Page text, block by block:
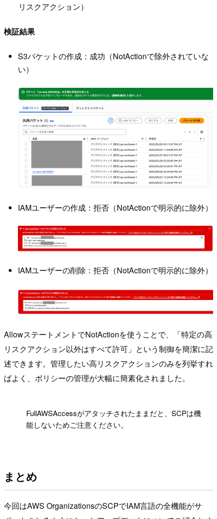
リスクアクション）
検証結果
S3バケットの作成：成功（NotActionで除外されていな
い）
IAMユーザーの作成：拒否（NotActionで明示的に除外）
IAMユーザーの削除：拒否（NotActionで明示的に除外）
AllowステートメントでNotActionを使うことで、「特定の高
リスクアクション以外はすべて許可」という制御を簡潔に記
述できます。管理したい高リスクアクションのみを列挙すれ
ばよく、ポリシーの管理が大幅に簡素化されました。
FullAWSAccessがアタッチされたままだと、SCPは機
能しないためご注意ください。
まとめ
今回はAWS OrganizationsのSCPでIAM言語の全機能がサ